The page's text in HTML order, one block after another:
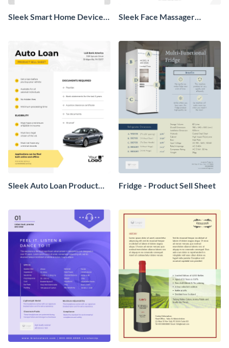
Sleek Smart Home Device
Sleek Face Massager
Sleek Auto Loan Product
Fridge - Product Sell Sheet